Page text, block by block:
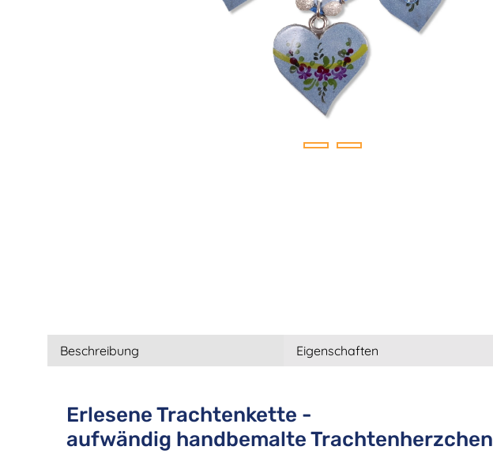
Beschreibung Eigenschaften
Erlesene Trachtenkette -
aufwändig handbemalte Trachtenherzchen